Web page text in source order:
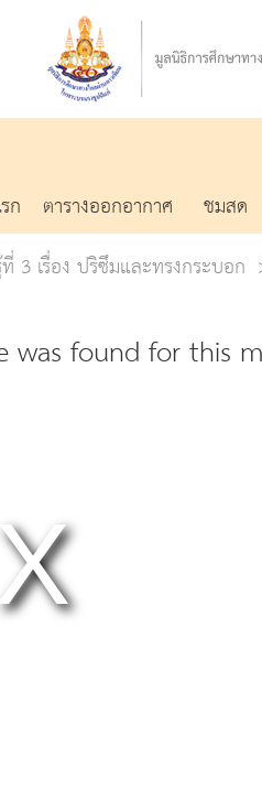
ก ตารางออกอากาศ ชมสด
3 เรื่อง ปริซึมและทรงกระบอก
was found for this